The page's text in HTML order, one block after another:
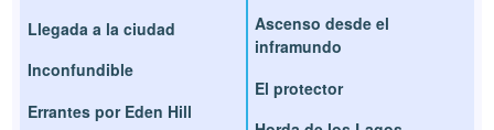
Llegada a la ciudad
Inconfundible
Errantes por Eden Hill
Ascenso desde el
inframundo
El protector